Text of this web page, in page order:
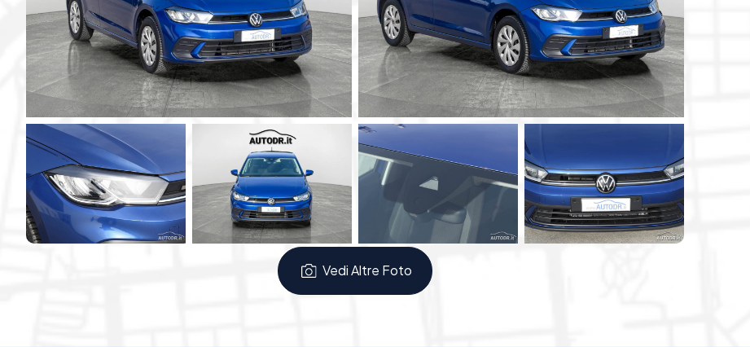
Sensori di parcheggio anteriori e posterioricon visualizzazione grafica per facilitare le manovre.
Comfort e Dettagli Tecnici:
Climatizzatore manuale,specchietti esterni riscaldabili e ripiegabili elettricamente (Mirror
Pack).
Cambio manuale a 6 marce
cerchi da 15" chiusura centralizzata con telecomando
Sistemi di sicurezza attivi:
ESP, ABS.
QuestaVolkswagen Polo è uniproprietario e non fumatore
, mantenuta in condizioni eccellenti. Perfetta
per chi cerca un’auto economica, sicura e moderna, anche per neopatentati.
Possibilità di Finanziamento in sede fino a 84 rate anche con anticipo ZERO
VivaVoce Bluetooth
Fari anteriori LED
ESP
Vedi Altre Foto